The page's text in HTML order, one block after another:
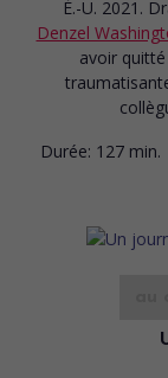
É.-U. 2021.
Denzel
avoir
Durée: 127 min.